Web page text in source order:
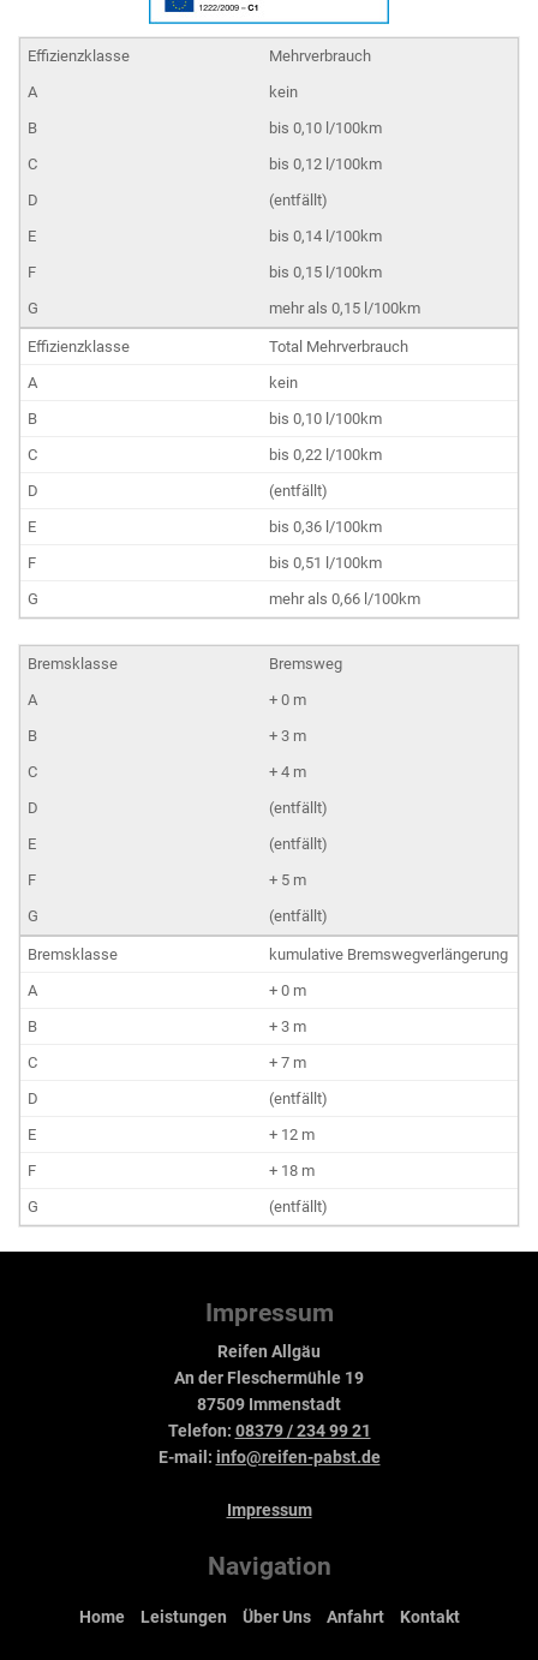
Mehrverbrauch
kein
bis 0,10 l/100km
bis 0,12 l/100km
(entfällt)
bis 0,14 l/100km
bis 0,15 l/100km
mehr als 0,15 l/100km
Total Mehrverbrauch
kein
bis 0,10 l/100km
bis 0,22 l/100km
(entfällt)
bis 0,36 l/100km
bis 0,51 l/100km
mehr als 0,66 l/100km
Bremsweg
+ 0 m
+ 3 m
+ 4 m
(entfällt)
(entfällt)
+ 5 m
(entfällt)
kumulative Bremswegverlängerung
+ 0 m
+ 3 m
+ 7 m
(entfällt)
+ 12 m
+ 18 m
(entfällt)
Impressum
Reifen Allgäu
An der Fleschermühle 19
87509 Immenstadt
Telefon: 08379 / 234 99 21
E-mail: info@reifen-pabst.de
Impressum
Navigation
Home Leistungen Über Uns Anfahrt Kontakt